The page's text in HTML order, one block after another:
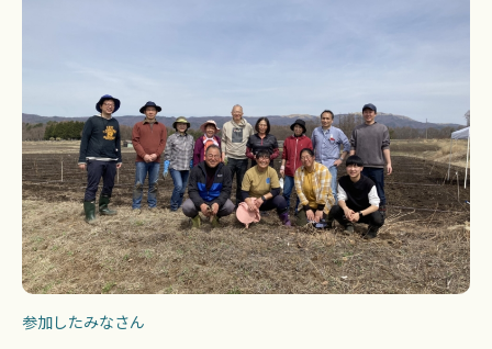
参加したみなさん